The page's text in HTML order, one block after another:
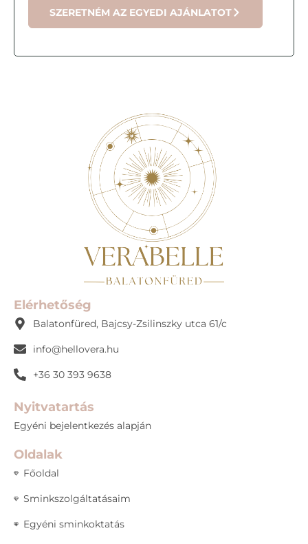
SZERETNÉM AZ EGYEDI AJÁNLATOT
Elérhetőség
Balatonfüred, Bajcsy-Zsilinszky utca 61/c
info@hellovera.hu
+36 30 393 9638
Nyitvatartás
Egyéni bejelentkezés alapján
Oldalak
Főoldal
Sminkszolgáltatásaim
Egyéni sminkoktatás